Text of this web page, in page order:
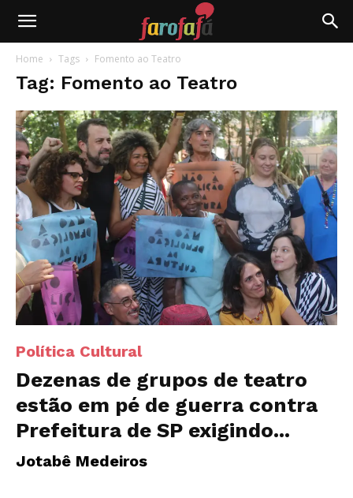
Farofafá
Home Tags Fomento ao Teatro
Tag: Fomento ao Teatro
Política Cultural
Dezenas de grupos de teatro
estão em pé de guerra contra
Prefeitura de SP exigindo...
Jotabê Medeiros